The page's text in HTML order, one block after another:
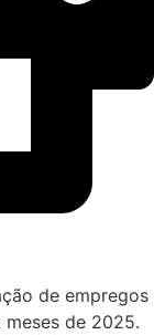
de empregos
de 2025.